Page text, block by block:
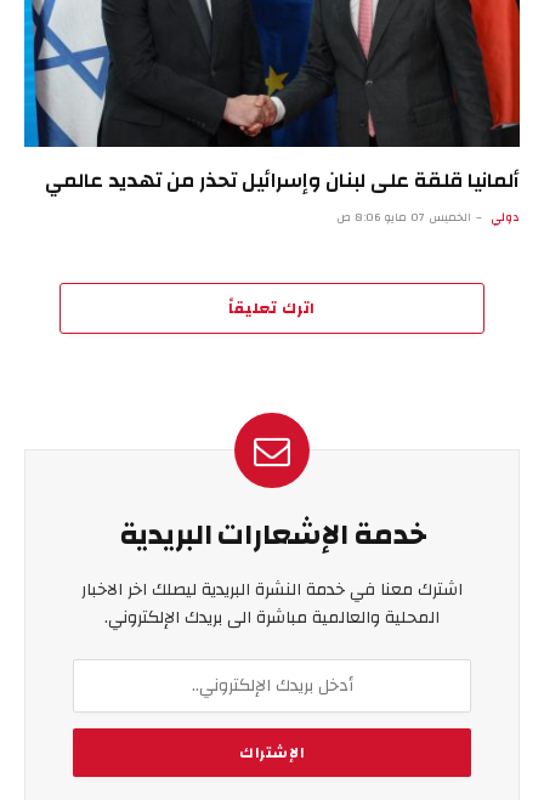
ألمانيا قلقة على لبنان وإسرائيل تحذر من تهديد عالمي
دولي الخميس 07 مايو 8:06 ص
اترك تعليقاً
خدمة الإشعارات البريدية
اشترك معنا في خدمة النشرة البريدية ليصلك اخر الاخبار
المحلية والعالمية مباشرة الى بريدك الإلكتروني.